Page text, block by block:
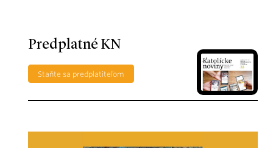
Predplatné KN
Staňte sa predplatiteľom